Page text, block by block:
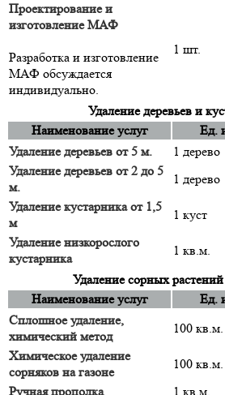
Проектирование и
изготовление МАФ
Разработка и изготовление
МАФ обсуждается
индивидуально.
1 шт.
Удаление деревьев и
Наименование услуг
Ед.
Удаление деревьев от 5 м.
1 дерево
Удаление деревьев от 2 до 5
м.
1 дерево
Удаление кустарника от 1,5
м
1 куст
Удаление низкорослого
кустарника
1 кв.м.
Удаление сорных
Наименование услуг
Ед.
Сплошное удаление,
химический метод
100 кв.м.
Химическое удаление
сорняков на газоне
100 кв.м.
Ручная прополка
1 кв.м.